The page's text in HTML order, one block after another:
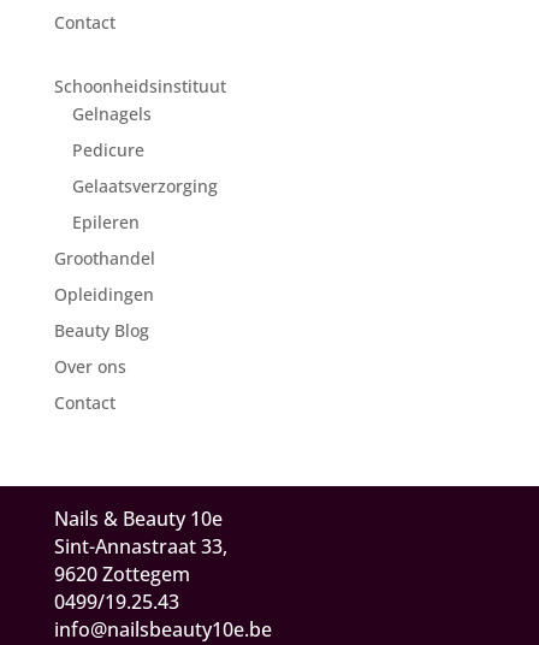
Contact
Schoonheidsinstituut
Gelnagels
Pedicure
Gelaatsverzorging
Epileren
Groothandel
Opleidingen
Beauty Blog
Over ons
Contact
Nails & Beauty 10e
Sint-Annastraat 33,
9620 Zottegem
0499/19.25.43
info@nailsbeauty10e.be